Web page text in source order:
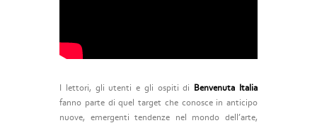
I lettori, gli utenti e gli ospiti di Benvenuta Italia
fanno parte di quel target che conosce in anticipo
nuove, emergenti tendenze nel mondo dell’arte,